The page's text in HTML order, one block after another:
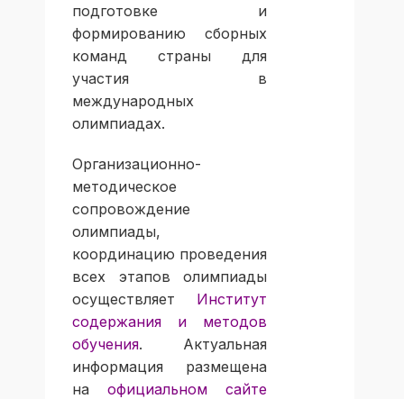
подготовке и
формированию сборных
команд страны для
участия в
международных
олимпиадах.
Организационно-
методическое
сопровождение
олимпиады,
координацию проведения
всех этапов олимпиады
осуществляет Институт
содержания и методов
обучения. Актуальная
информация размещена
наофициальном сайте